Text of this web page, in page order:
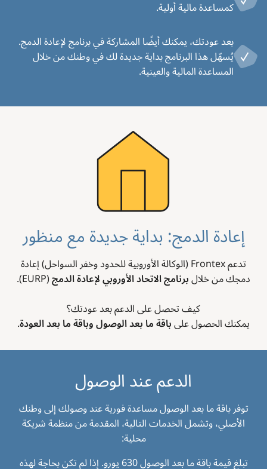
كمساعدة مالية أولية.
بعد عودتك، يمكنك أيضًا المشاركة في برنامج لإعادة الدمج.
يُسهّل هذا البرنامج بداية جديدة لك في وطنك من خلال
المساعدة المالية والعينية.
إعادة الدمج: بداية جديدة مع منظور
تدعم Frontex (الوكالة الأوروبية للحدود وخفر السواحل) إعادة
دمجك من خلال برنامج الاتحاد الأوروبي لإعادة الدمج(EURP).
كيف تحصل على الدعم بعد عودتك؟
يمكنك الحصول على باقة ما بعد الوصول وباقة ما بعد العودة.
الدعم عند الوصول
توفر باقة ما بعد الوصول مساعدة فورية عند وصولك إلى وطنك
الأصلي، وتشمل الخدمات التالية، المقدمة من منظمة شريكة
محلية:
تبلغ قيمة باقة ما بعد الوصول 630 يورو. إذا لم تكن بحاجة لهذه